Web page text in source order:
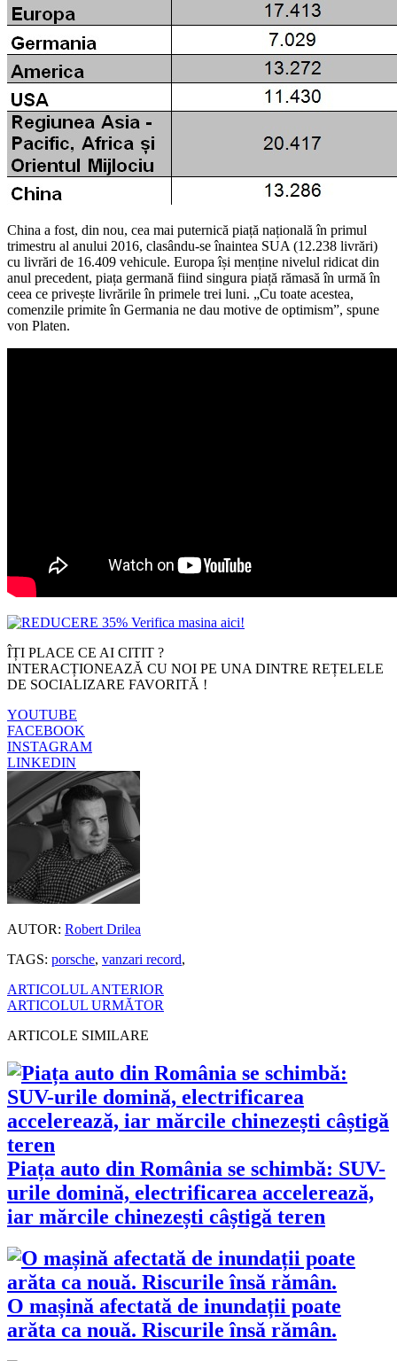
China a fost, din nou, cea mai puternică piață națională în primul
trimestru al anului 2016, clasându-se înaintea SUA (12.238 livrări)
cu livrări de 16.409 vehicule. Europa își menține nivelul ridicat din
anul precedent, piața germană fiind singura piață rămasă în urmă în
ceea ce privește livrările în primele trei luni. „Cu toate acestea,
comenzile primite în Germania ne dau motive de optimism”, spune
von Platen.
ÎȚI PLACE CE AI CITIT ?
INTERACȚIONEAZĂ CU NOI PE UNA DINTRE REȚELELE
DE SOCIALIZARE FAVORITĂ !
YOUTUBE
FACEBOOK
INSTAGRAM
LINKEDIN
AUTOR: Robert Drilea
TAGS: porsche, vanzari record,
ARTICOLUL ANTERIOR
ARTICOLUL URMĂTOR
ARTICOLE SIMILARE
Piața auto din România se schimbă: SUV-
urile domină, electrificarea accelerează,
iar mărcile chinezești câștigă teren
O mașină afectată de inundații poate
arăta ca nouă. Riscurile însă rămân.